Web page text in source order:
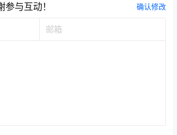
与互动！ 确认修改